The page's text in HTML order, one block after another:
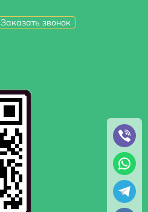
Заказать звонок